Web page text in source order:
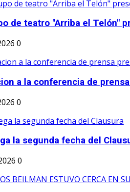
de teatro "Arriba el Telón"
0
a la conferencia de
0
la segunda fecha del
0